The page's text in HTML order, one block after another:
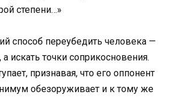
степени…»
способ переубедить человека —
а искать точки соприкосновения.
признавая, что его оппонент
обезоруживает и к тому же